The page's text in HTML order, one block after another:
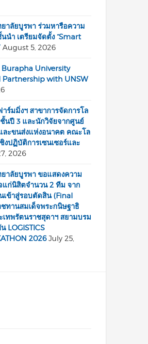
าลัยบูรพา ร่วมหารือความ
นำ เตรียมจัดตั้ง “Smart
August 5, 2026
Burapha University
with UNSW
ร์มมิ่งฯ สาขาการจัดการโล
นปี 3 และนักวิจัยจากศูนย์
ละขนส่งแห่งอนาคต คณะโล
งปฏิบัติการเซนเซอร์และ
2026
าลัยบูรพา ขอแสดงความ
แก่นิสิตจำนวน 2 ทีม จาก
เข้าสู่รอบตัดสิน (Final
ทานสมเด็จพระกนิษฐาธิ
เทพรัตนราชสุดาฯ สยามบรม
LOGISTICS
2026 July 25,